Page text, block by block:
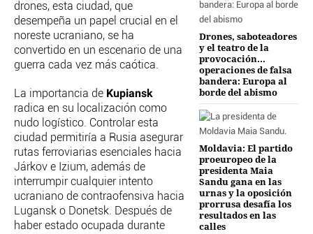
ESCAPARATE
LA SEGUNDA DOSIS
CORONAVIRUS
LO ÚLTIMO
BLOGS
VÍDEOS
TEMAS
PERSONAJES
ORGANISMOS
LUGARES
AUTORES
Drones, saboteadores
y el teatro de la
provocación…
operaciones de falsa
bandera: Europa al
borde del abismo
Moldavia: El partido
proeuropeo de la
presidenta Maia
Sandu gana en las
urnas y la oposición
prorrusa desafía los
resultados en las
calles
drones, esta ciudad, que
desempeña un papel crucial en el
noreste ucraniano, se ha
convertido en un escenario de una
guerra cada vez más caótica.
La importancia de Kupiansk
radica en su localización como
nudo logístico. Controlar esta
ciudad permitiría a Rusia asegurar
rutas ferroviarias esenciales hacia
Járkov e Izium, además de
interrumpir cualquier intento
ucraniano de contraofensiva hacia
Lugansk o Donetsk. Después de
haber estado ocupada durante